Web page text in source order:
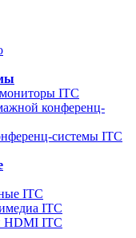
ITC
конференц-
системы ITC
ITC
ITC
HDMI ITC